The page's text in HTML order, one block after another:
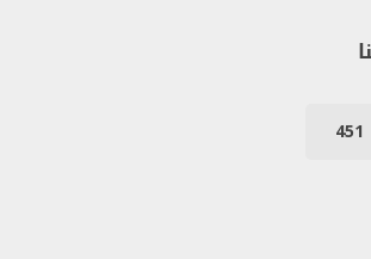
451